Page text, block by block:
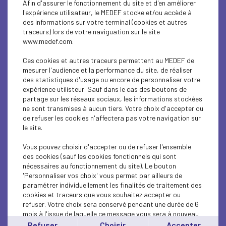
SUSTAINABLE DEVELOPMENT
SUSTAINABLE DEVELOPMENT
SOCIAL
SUSTAINABLE DEVELOPMENT
INTERNATIONAL - EUROPE
ECONOMY
ECONOMY
INTERNATIONAL - EUROPE
INTERNATIONAL - EUROPE
Afin d'assurer le fonctionnement du site et d'en améliorer
l'expérience utilisateur, le MEDEF stocke et/ou accède à
des informations sur votre terminal (cookies et autres
traceurs) lors de votre naviguation sur le site
www.medef.com.
Ces cookies et autres traceurs permettent au MEDEF de
mesurer l'audience et la performance du site, de réaliser
des statistiques d'usage ou encore de personnaliser votre
expérience utilisteur. Sauf dans le cas des boutons de
partage sur les réseaux sociaux, les informations stockées
ne sont transmises à aucun tiers. Votre choix d'accepter ou
de refuser les cookies n'affectera pas votre navigation sur
le site.
Vous pouvez choisir d'accepter ou de refuser l'ensemble
des cookies (sauf les cookies fonctionnels qui sont
nécessaires au fonctionnement du site). Le bouton
'Personnaliser vos choix' vous permet par ailleurs de
paramétrer individuellement les finalités de traitement des
cookies et traceurs que vous souhaitez accepter ou
refuser. Votre choix sera conservé pendant une durée de 6
mois à l'issue de laquelle ce message vous sera à nouveau
affiché..